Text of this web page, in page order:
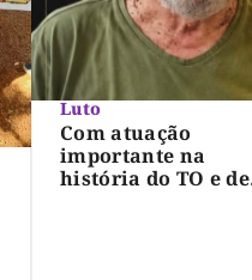
Luto
Com atuação
importante na
história do TO e de